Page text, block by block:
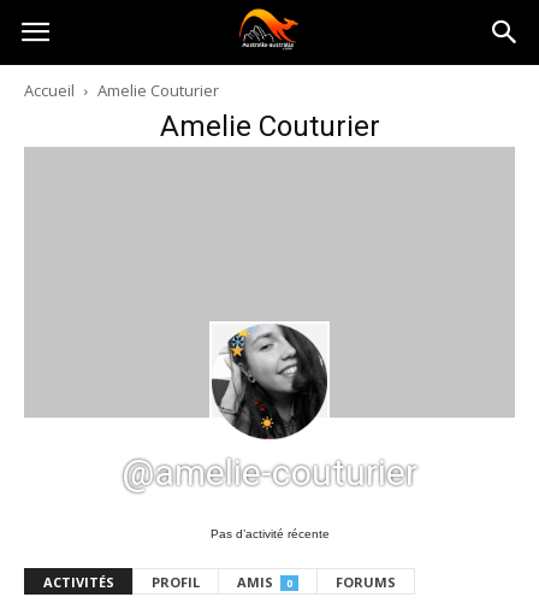
Australia-
australie.com
Accueil Amelie Couturier
Amelie Couturier
@amelie-couturier
Pas d’activité récente
ACTIVITÉS PROFIL AMIS 0 FORUMS